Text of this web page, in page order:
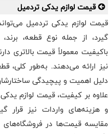
قیمت لوازم یدکی تردمیل
قیمت لوازم یدکی تردمیل
گیرد، از جمله نوع قطعه،
باکیفیت معمولاً قیمت بالاتری
نیز ارائه می‌دهند. به‌طور کلی،
دلیل اهمیت و پیچیدگی
علاوه بر کیفیت، قیمت لوازم
و هزینه‌های واردات نیز قرار
مقایسه قیمت‌ها در